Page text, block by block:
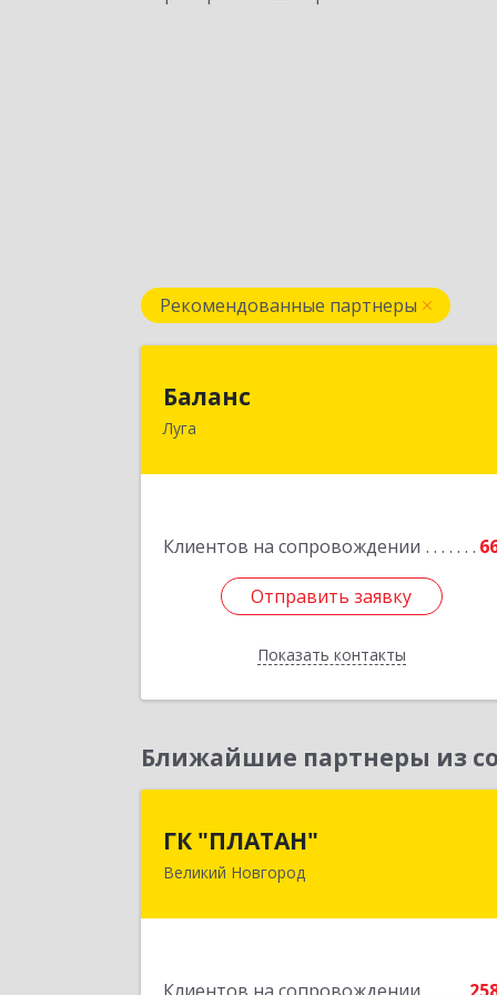
Рекомендованные партнеры
Баланс
Луга
Клиентов на сопровождении
Отправить заявку
Показать контакты
Отправить заявку
Назад
Ближайшие партнеры из
ГК "ПЛАТАН"
Великий Новгород
173003, Новгородская обл, Великий